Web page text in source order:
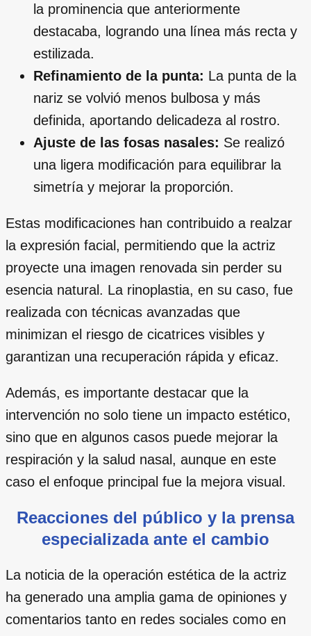
la prominencia que anteriormente
destacaba, logrando una línea más recta y
estilizada.
Refinamiento de la punta: La punta de la
nariz se volvió menos bulbosa y más
definida, aportando delicadeza al rostro.
Ajuste de las fosas nasales: Se realizó
una ligera modificación para equilibrar la
simetría y mejorar la proporción.
Estas modificaciones han contribuido a realzar
la expresión facial, permitiendo que la actriz
proyecte una imagen renovada sin perder su
esencia natural. La rinoplastia, en su caso, fue
realizada con técnicas avanzadas que
minimizan el riesgo de cicatrices visibles y
garantizan una recuperación rápida y eficaz.
Además, es importante destacar que la
intervención no solo tiene un impacto estético,
sino que en algunos casos puede mejorar la
respiración y la salud nasal, aunque en este
caso el enfoque principal fue la mejora visual.
Reacciones del público y la prensa
especializada ante el cambio
La noticia de la operación estética de la actriz
ha generado una amplia gama de opiniones y
comentarios tanto en redes sociales como en